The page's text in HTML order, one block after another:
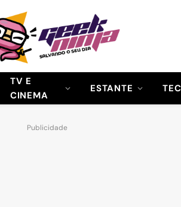
TV E
CINEMA
ESTANTE
Publicidade